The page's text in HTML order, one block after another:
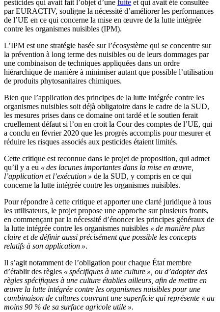
pesticides qui avait fait l’objet d’une fuite et qui avait été consultée
par EURACTIV, souligne la nécessité d’améliorer les performances
de l’UE en ce qui concerne la mise en œuvre de la lutte intégrée
contre les organismes nuisibles (IPM).
L’IPM est une stratégie basée sur l’écosystème qui se concentre sur
la prévention à long terme des nuisibles ou de leurs dommages par
une combinaison de techniques appliquées dans un ordre
hiérarchique de manière à minimiser autant que possible l’utilisation
de produits phytosanitaires chimiques.
Bien que l’application des principes de la lutte intégrée contre les
organismes nuisibles soit déjà obligatoire dans le cadre de la SUD,
les mesures prises dans ce domaine ont tardé et le soutien ferait
cruellement défaut si l’on en croit la Cour des comptes de l’UE, qui
a conclu en février 2020 que les progrès accomplis pour mesurer et
réduire les risques associés aux pesticides étaient limités.
Cette critique est reconnue dans le projet de proposition, qui admet
qu’il y a eu « des lacunes importantes dans la mise en œuvre,
l’application et l’exécution » de la SUD, y compris en ce qui
concerne la lutte intégrée contre les organismes nuisibles.
Pour répondre à cette critique et apporter une clarté juridique à tous
les utilisateurs, le projet propose une approche sur plusieurs fronts,
en commençant par la nécessité d’énoncer les principes généraux de
la lutte intégrée contre les organismes nuisibles « de manière plus
claire et de définir aussi précisément que possible les concepts
relatifs à son application ».
Il s’agit notamment de l’obligation pour chaque État membre
d’établir des règles « spécifiques à une culture », ou d’adopter des
règles spécifiques à une culture établies ailleurs, afin de mettre en
œuvre la lutte intégrée contre les organismes nuisibles pour une
combinaison de cultures couvrant une superficie qui représente « au
moins 90 % de sa surface agricole utile ».